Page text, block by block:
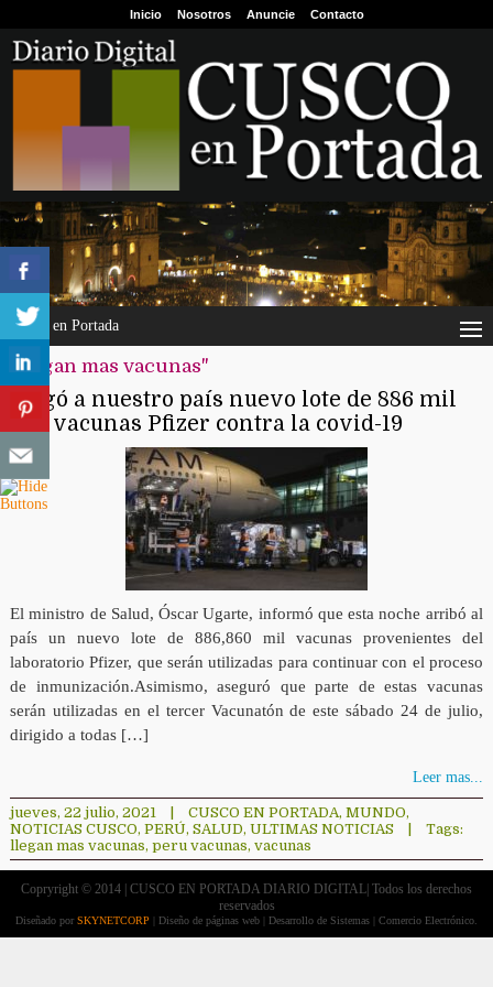
Inicio Nosotros Anuncie Contacto
Cusco en Portada
"llegan mas vacunas"
Llegó a nuestro país nuevo lote de 886 mil
860 vacunas Pfizer contra la covid-19
El ministro de Salud, Óscar Ugarte, informó que esta noche arribó al
país un nuevo lote de 886,860 mil vacunas provenientes del
laboratorio Pfizer, que serán utilizadas para continuar con el proceso
de inmunización.Asimismo, aseguró que parte de estas vacunas
serán utilizadas en el tercer Vacunatón de este sábado 24 de julio,
dirigido a todas […]
Leer mas...
jueves, 22 julio, 2021 CUSCO EN PORTADA, MUNDO,
NOTICIAS CUSCO, PERÚ, SALUD, ULTIMAS NOTICIAS
Tags:
llegan mas vacunas, peru vacunas, vacunas
Copryright © 2014 | CUSCO EN PORTADA DIARIO DIGITAL| Todos los derechos
reservados
Diseñado por SKYNETCORP | Diseño de páginas web | Desarrollo de Sistemas | Comercio Electrónico.